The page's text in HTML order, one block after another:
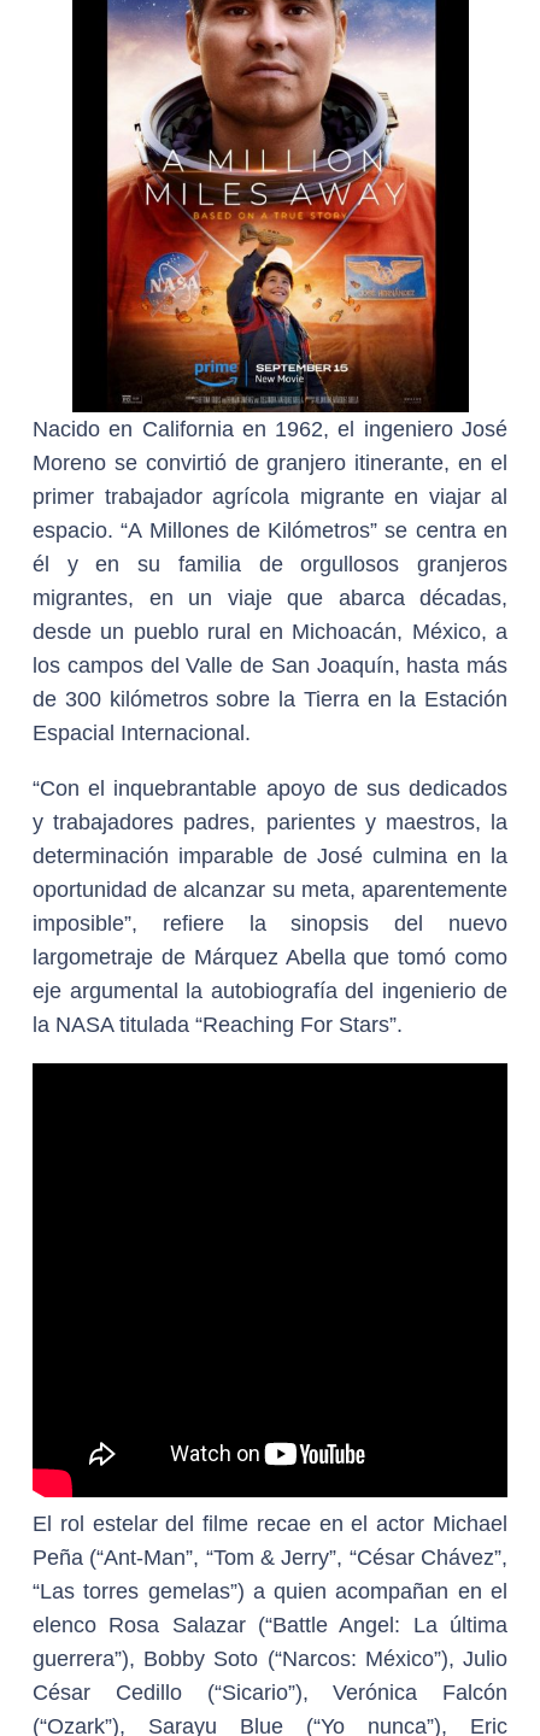
Nacido en California en 1962, el ingeniero José
Moreno se convirtió de granjero itinerante, en el
primer trabajador agrícola migrante en viajar al
espacio. “A Millones de Kilómetros” se centra en
él y en su familia de orgullosos granjeros
migrantes, en un viaje que abarca décadas,
desde un pueblo rural en Michoacán, México, a
los campos del Valle de San Joaquín, hasta más
de 300 kilómetros sobre la Tierra en la Estación
Espacial Internacional.
“Con el inquebrantable apoyo de sus dedicados
y trabajadores padres, parientes y maestros, la
determinación imparable de José culmina en la
oportunidad de alcanzar su meta, aparentemente
imposible”, refiere la sinopsis del nuevo
largometraje de Márquez Abella que tomó como
eje argumental la autobiografía del ingenierio de
la NASA titulada “Reaching For Stars”.
El rol estelar del filme recae en el actor Michael
Peña (“Ant-Man”, “Tom & Jerry”, “César Chávez”,
“Las torres gemelas”) a quien acompañan en el
elenco Rosa Salazar (“Battle Angel: La última
guerrera”), Bobby Soto (“Narcos: México”), Julio
César Cedillo (“Sicario”), Verónica Falcón
(“Ozark”), Sarayu Blue (“Yo nunca”), Eric